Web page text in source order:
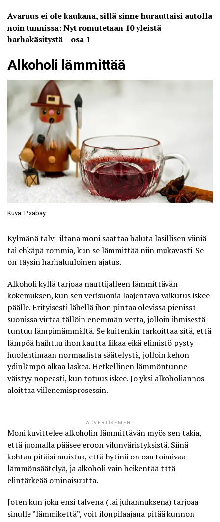
Avaruus ei ole kaukana, sillä sinne hurauttaisi autolla
noin tunnissa: Nyt romutetaan 10 yleistä
harhakäsitystä – osa 1
Alkoholi lämmittää
Kuva: Pixabay
Kylmänä talvi-iltana moni saattaa haluta lasillisen viiniä
tai ehkäpä rommia, kun se lämmittää niin mukavasti. Se
on täysin harhaluuloinen ajatus.
Alkoholi kyllä tarjoaa nauttijalleen lämmittävän
kokemuksen, kun sen verisuonia laajentava vaikutus iskee
päälle. Erityisesti lähellä ihon pintaa olevissa pienissä
suonissa virtaa tällöin enemmän verta, jolloin ihmisestä
tuntuu lämpimämmältä. Se kuitenkin tarkoittaa sitä, että
lämpöä haihtuu ihon kautta liikaa eikä elimistö pysty
huolehtimaan normaalista säätelystä, jolloin kehon
ydinlämpö alkaa laskea. Hetkellinen lämmöntunne
väistyy nopeasti, kun totuus iskee. Jo yksi alkoholiannos
aloittaa viilenemisprosessin.
ADVERTISEMENT
Moni kuvittelee alkoholin lämmittävän myös sen takia,
että juomalla pääsee eroon vilunväristyksistä. Siinä
kohtaa pitäisi muistaa, että hytinä on osa toimivaa
lämmönsäätelyä, ja alkoholi vain heikentää tätä
elintärkeää ominaisuutta.
Joten kun joku ensi talvena (tai juhannuksena) tarjoaa
sinulle ”lämmikettä”, voit ilonpilaajana pitää kunnon